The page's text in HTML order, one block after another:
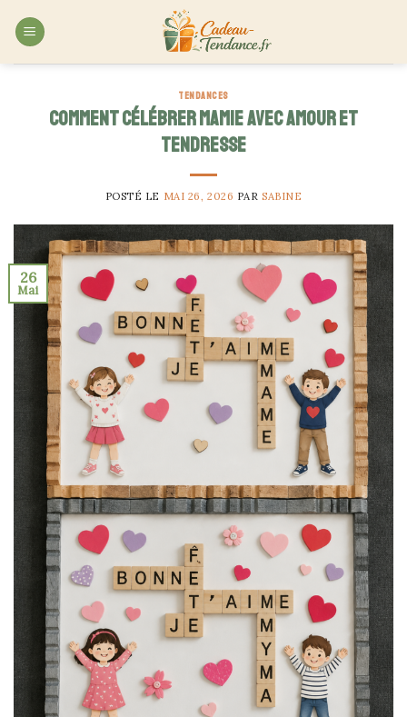
TENDANCES
Comment célébrer Mamie avec amour et
tendresse
POSTÉ LE MAI 26, 2026 PARSABINE
26
Mai